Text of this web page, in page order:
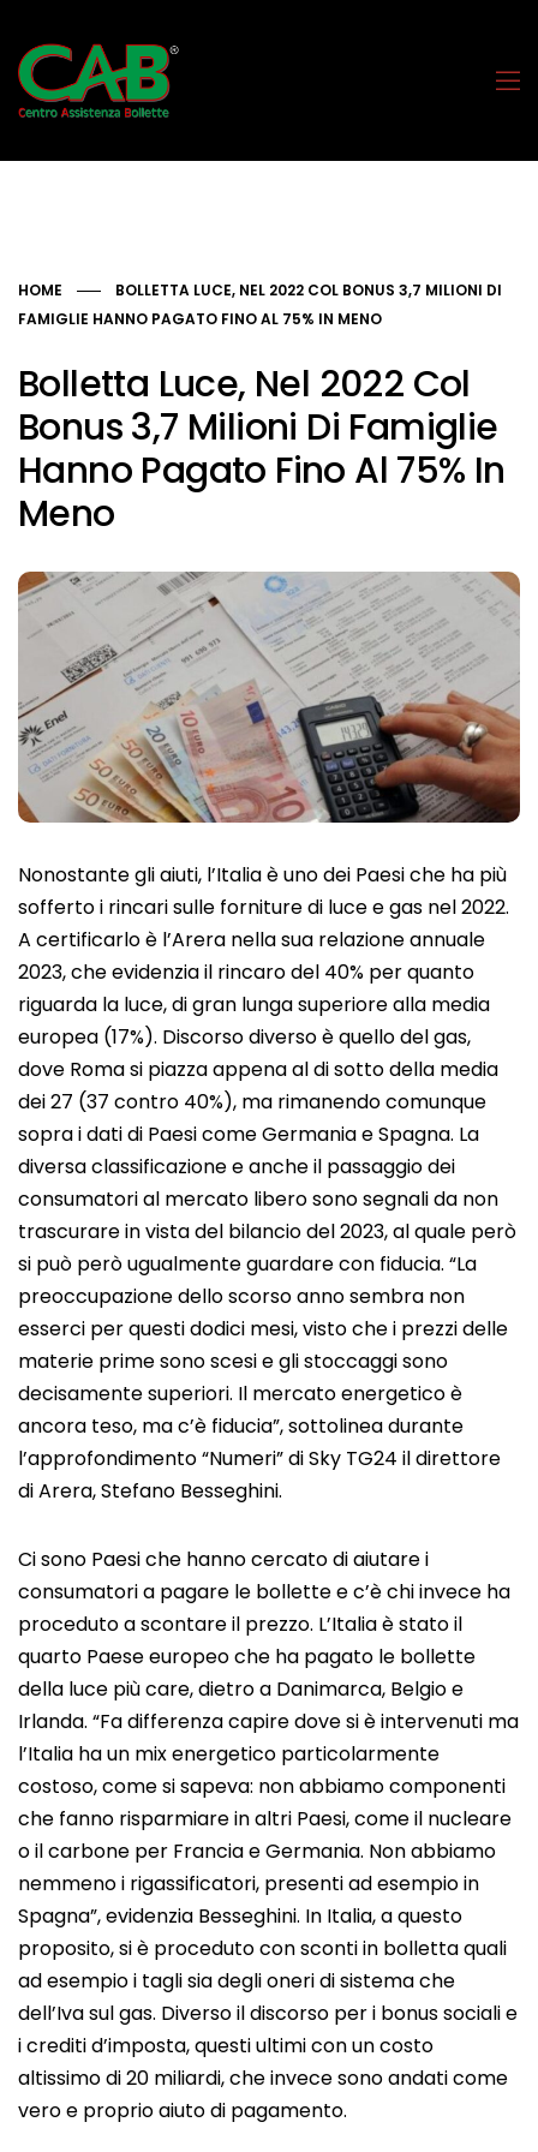
HOME
BOLLETTA LUCE, NEL 2022 COL BONUS 3,7 MILIONI DI
FAMIGLIE HANNO PAGATO FINO AL 75% IN MENO
Bolletta Luce, Nel 2022 Col
Bonus 3,7 Milioni Di Famiglie
Hanno Pagato Fino Al 75% In
Meno
Nonostante gli aiuti, l’Italia è uno dei Paesi che ha più
sofferto i rincari sulle forniture di luce e gas nel 2022.
A certificarlo è l’Arera nella sua relazione annuale
2023, che evidenzia il rincaro del 40% per quanto
riguarda la luce, di gran lunga superiore alla media
europea (17%). Discorso diverso è quello del gas,
dove Roma si piazza appena al di sotto della media
dei 27 (37 contro 40%), ma rimanendo comunque
sopra i dati di Paesi come Germania e Spagna. La
diversa classificazione e anche il passaggio dei
consumatori al mercato libero sono segnali da non
trascurare in vista del bilancio del 2023, al quale però
si può però ugualmente guardare con fiducia. “La
preoccupazione dello scorso anno sembra non
esserci per questi dodici mesi, visto che i prezzi delle
materie prime sono scesi e gli stoccaggi sono
decisamente superiori. Il mercato energetico è
ancora teso, ma c’è fiducia”, sottolinea durante
l’approfondimento “Numeri” di Sky TG24 il direttore
di Arera, Stefano Besseghini.
Ci sono Paesi che hanno cercato di aiutare i
consumatori a pagare le bollette e c’è chi invece ha
proceduto a scontare il prezzo. L’Italia è stato il
quarto Paese europeo che ha pagato le bollette
della luce più care, dietro a Danimarca, Belgio e
Irlanda. “Fa differenza capire dove si è intervenuti ma
l’Italia ha un mix energetico particolarmente
costoso, come si sapeva: non abbiamo componenti
che fanno risparmiare in altri Paesi, come il nucleare
o il carbone per Francia e Germania. Non abbiamo
nemmeno i rigassificatori, presenti ad esempio in
Spagna”, evidenzia Besseghini. In Italia, a questo
proposito, si è proceduto con sconti in bolletta quali
ad esempio i tagli sia degli oneri di sistema che
dell’Iva sul gas. Diverso il discorso per i bonus sociali e
i crediti d’imposta, questi ultimi con un costo
altissimo di 20 miliardi, che invece sono andati come
vero e proprio aiuto di pagamento.